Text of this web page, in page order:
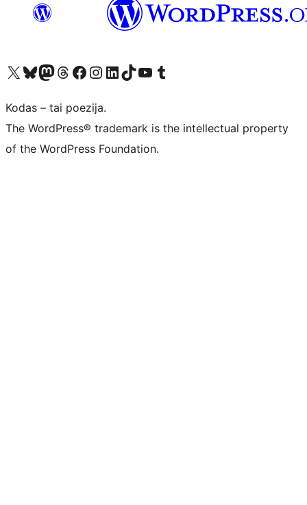
Visit our X (formerly Twitter) account
Apsilankykite mūsų Bluesky paskyroje
Visit our Mastodon account
Apsilankykite mūsų Threads paskyroje
Visit our Facebook page
Visit our Instagram account
Visit our LinkedIn account
Apsilankykite mūsų TikTok paskyroje
Visit our YouTube channel
Apsilankykite mūsų Tumblr paskyroje
Kodas – tai poezija.
The WordPress® trademark is the intellectual property
of the WordPress Foundation.